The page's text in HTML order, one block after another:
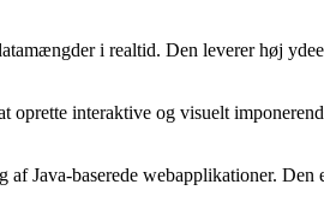
i realtid. Den leverer høj
interaktive og visuelt
Java-baserede webapplikationer.